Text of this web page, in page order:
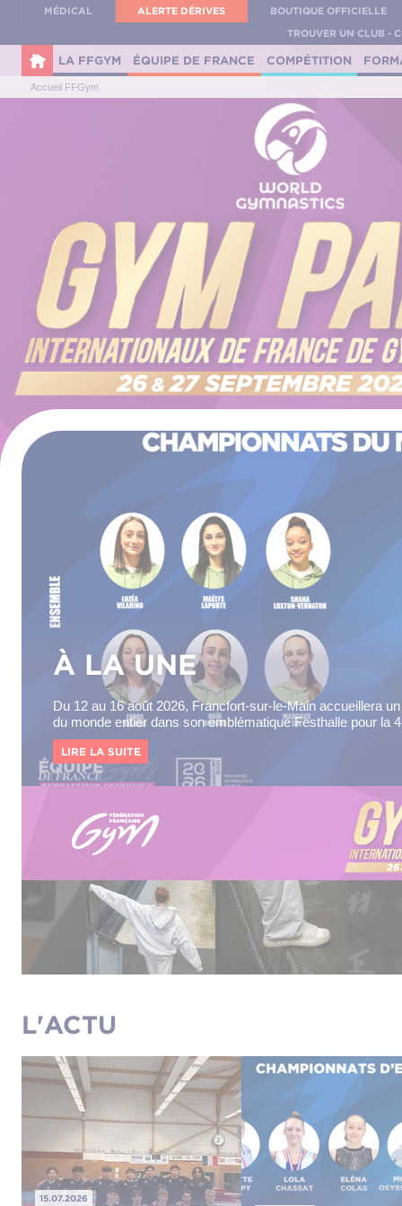
MÉDICAL ALERTE DÉRIVES BOUTIQUE OFFICIELLE
TROUVER UN CLUB -
LA FFGYM ÉQUIPE DE FRANCE COMPÉTITION
Accueil FFGym
À LA UNE
Du 12 au 16 août 2026, Francfort-sur-le-Main accueillera
du monde entier dans son emblématique Festhalle pour la
Championnats...
LIRE LA SUITE
L'ACTU
15.07.2026
Panneau de gestion des cookies